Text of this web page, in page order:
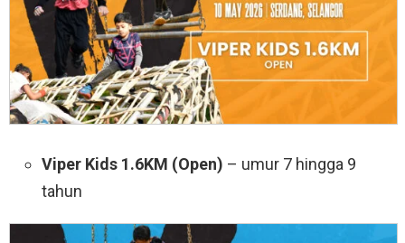
Viper Kids 1.6KM (Open) – umur 7 hingga 9
tahun